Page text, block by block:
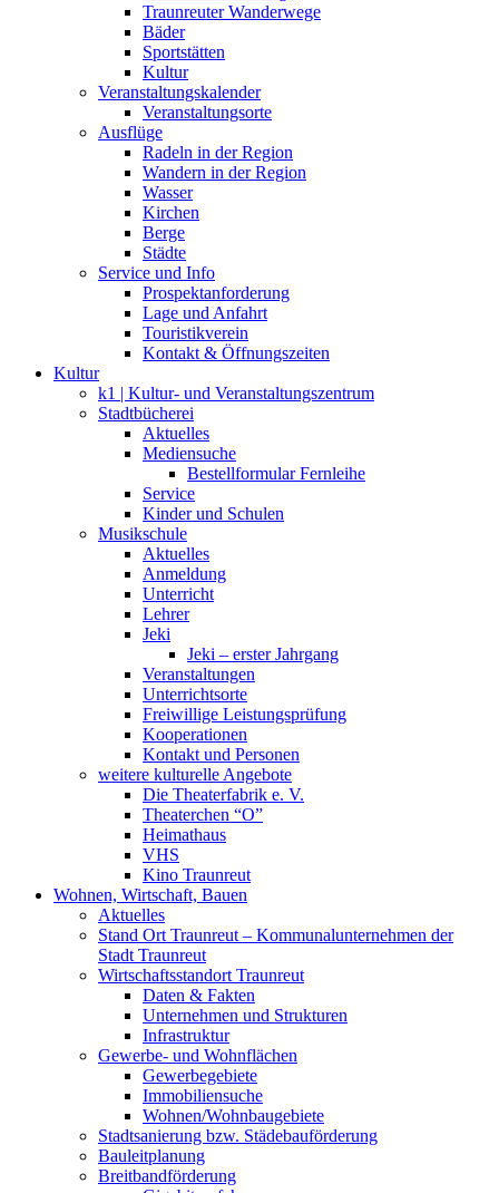
Traunreuter Wanderwege
Bäder
Sportstätten
Kultur
Veranstaltungskalender
Veranstaltungsorte
Ausflüge
Radeln in der Region
Wandern in der Region
Wasser
Kirchen
Berge
Städte
Service und Info
Prospektanforderung
Lage und Anfahrt
Touristikverein
Kontakt & Öffnungszeiten
Kultur
k1 | Kultur- und Veranstaltungszentrum
Stadtbücherei
Aktuelles
Mediensuche
Bestellformular Fernleihe
Service
Kinder und Schulen
Musikschule
Aktuelles
Anmeldung
Unterricht
Lehrer
Jeki
Jeki – erster Jahrgang
Veranstaltungen
Unterrichtsorte
Freiwillige Leistungsprüfung
Kooperationen
Kontakt und Personen
weitere kulturelle Angebote
Die Theaterfabrik e. V.
Theaterchen “O”
Heimathaus
VHS
Kino Traunreut
Wohnen, Wirtschaft, Bauen
Aktuelles
Stand Ort Traunreut – Kommunalunternehmen der
Stadt Traunreut
Wirtschaftsstandort Traunreut
Daten & Fakten
Unternehmen und Strukturen
Infrastruktur
Gewerbe- und Wohnflächen
Gewerbegebiete
Immobiliensuche
Wohnen/Wohnbaugebiete
Stadtsanierung bzw. Städebauförderung
Bauleitplanung
Breitbandförderung